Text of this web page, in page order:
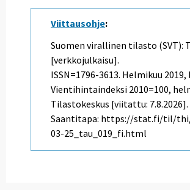
Viittausohje:
Suomen virallinen tilasto
[verkkojulkaisu].
ISSN=1796-3613. Helmikuu
Vientihintaindeksi 2010=100,
Tilastokeskus [viitattu: 7.8.2026].
Saantitapa: https://stat.fi/til/thi/
03-25_tau_019_fi.html